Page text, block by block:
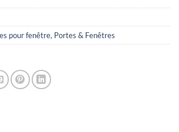
pour fenêtre, Portes & Fenêtres